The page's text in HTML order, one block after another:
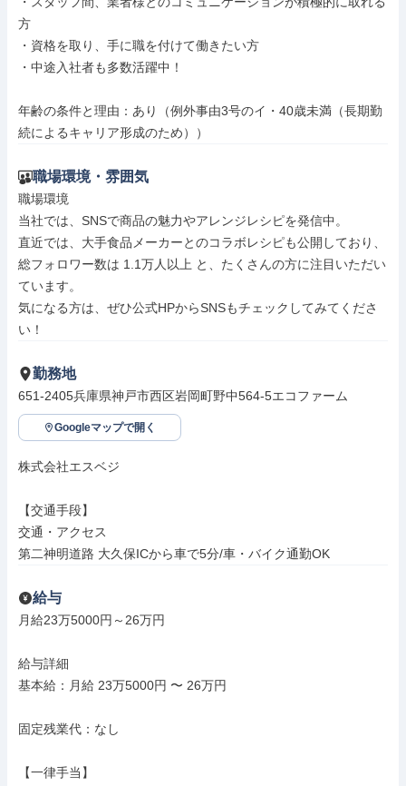
方
・資格を取り、手に職を付けて働きたい方
・中途入社者も多数活躍中！
年齢の条件と理由：あり（例外事由3号のイ・40歳未満（長期勤
続によるキャリア形成のため））
職場環境・雰囲気
職場環境
当社では、SNSで商品の魅力やアレンジレシピを発信中。
直近では、大手食品メーカーとのコラボレシピも公開しており、
総フォロワー数は 1.1万人以上 と、たくさんの方に注目いただい
ています。
気になる方は、ぜひ公式HPからSNSもチェックしてみてくださ
い！
勤務地
651-2405兵庫県神戸市西区岩岡町野中564-5エコファーム
Googleマップで開く
株式会社エスベジ
【交通手段】
交通・アクセス
第二神明道路 大久保ICから車で5分/車・バイク通勤OK
給与
月給23万5000円～26万円
給与詳細
基本給：月給 23万5000円 〜 26万円
固定残業代：なし
【一律手当】